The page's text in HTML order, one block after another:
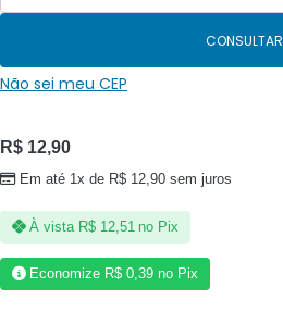
CONSULTAR
Não sei meu CEP
R$ 12,90
Em até 1x de R$ 12,90 sem juros
À vista R$12,51 no Pix
Economize R$ 0,39 no Pix